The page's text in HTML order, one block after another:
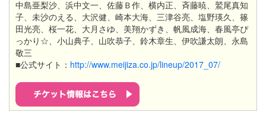
中島亜梨沙、​浜中文一、佐藤Ｂ作、横内正、斉藤暁、鷲尾真知
子、未沙のえる、大沢健、崎本大海、三津谷亮、塩野瑛久、篠
田光亮、桜一花、大月さゆ、美翔かずき、帆風成海、春風亭ぴ
っかり☆、小山典子、山吹恭子、鈴木章生、伊吹謙太朗、永島
敬三
■公式サイト： http://www.meijiza.co.jp/lineup/2017_07/​